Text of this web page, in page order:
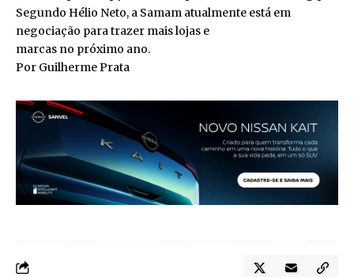
Segundo Hélio Neto, a Samam atualmente está em
negociação para trazer mais lojas e
marcas no próximo ano.
Por Guilherme Prata